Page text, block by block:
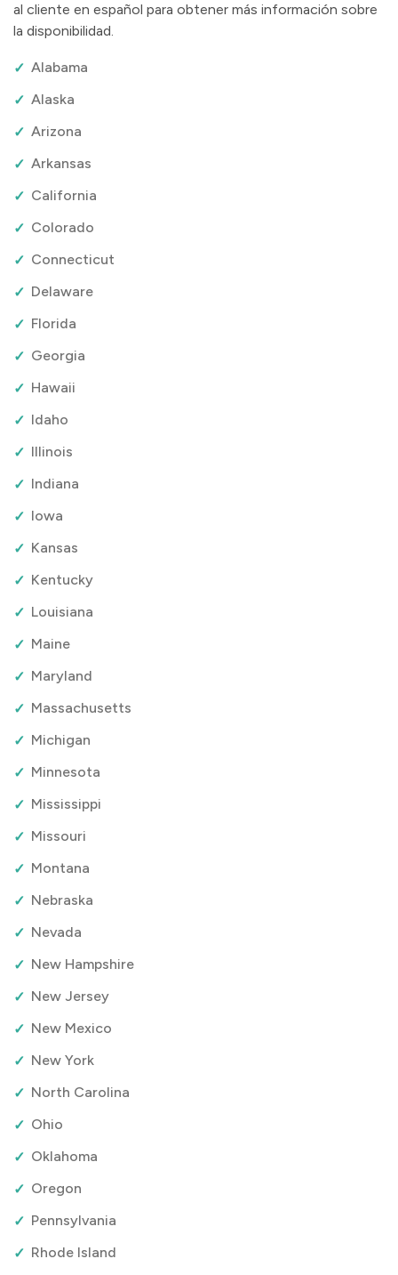
al cliente en español para obtener más información sobre
la disponibilidad.
Alabama
Alaska
Arizona
Arkansas
California
Colorado
Connecticut
Delaware
Florida
Georgia
Hawaii
Idaho
Illinois
Indiana
Iowa
Kansas
Kentucky
Louisiana
Maine
Maryland
Massachusetts
Michigan
Minnesota
Mississippi
Missouri
Montana
Nebraska
Nevada
New Hampshire
New Jersey
New Mexico
New York
North Carolina
Ohio
Oklahoma
Oregon
Pennsylvania
Rhode Island